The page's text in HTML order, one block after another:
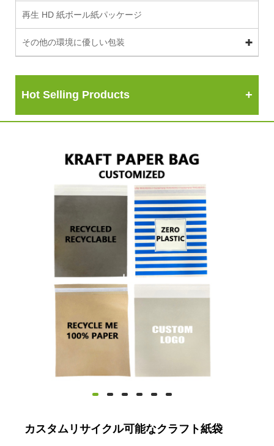
再生 HD 紙ボール紙パッケージ
その他の環境に優しい包装
Hot Selling Products
カスタムリサイクル可能なクラフト紙袋